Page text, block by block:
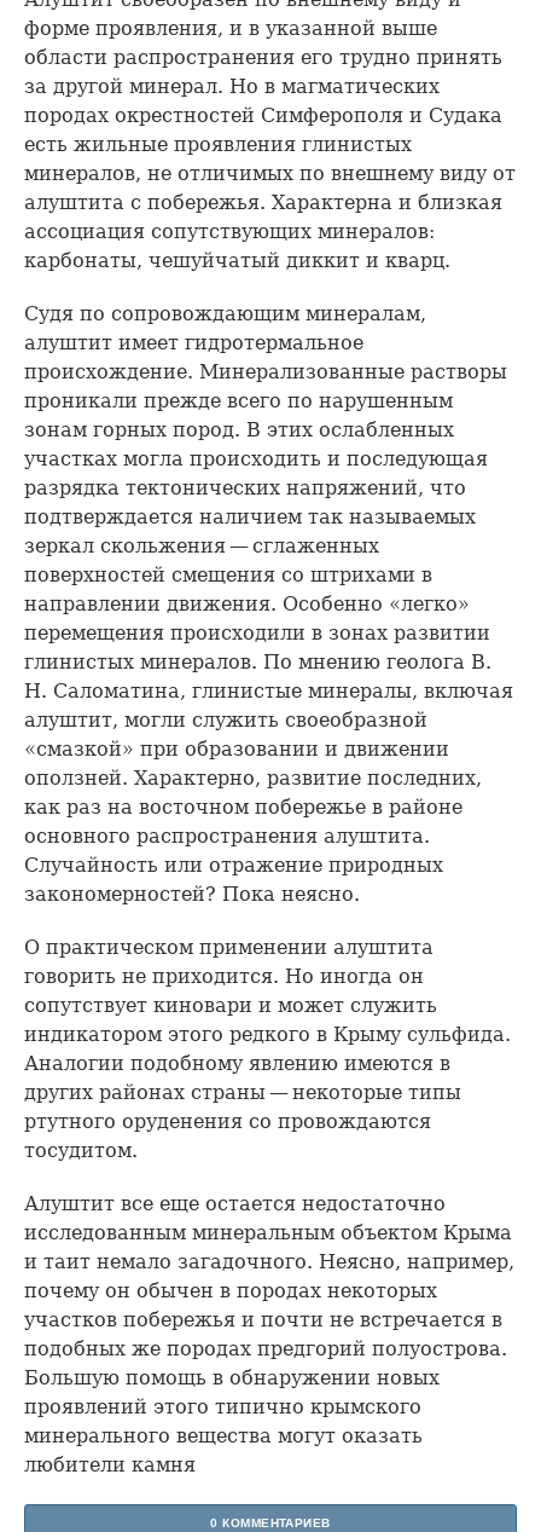
форме проявления, и в указанной выше
области распространения его трудно принять
за другой минерал. Но в магматических
породах окрестностей Симферополя и Судака
есть жильные проявления глинистых
минералов, не отличимых по внешнему виду от
алуштита с побережья. Характерна и близкая
ассоциация сопутствующих минералов:
карбонаты, чешуйчатый диккит и кварц.
Судя по сопровождающим минералам,
алуштит имеет гидротермальное
происхождение. Минерализованные растворы
проникали прежде всего по нарушенным
зонам горных пород. В этих ослабленных
участках могла происходить и последующая
разрядка тектонических напряжений, что
подтверждается наличием так называемых
зеркал скольжения — сглаженных
поверхностей смещения со штрихами в
направлении движения. Особенно «легко»
перемещения происходили в зонах развитии
глинистых минералов. По мнению геолога В.
Н. Саломатина, глинистые минералы, включая
алуштит, могли служить своеобразной
«смазкой» при образовании и движении
оползней. Характерно, развитие последних,
как раз на восточном побережье в районе
основного распространения алуштита.
Случайность или отражение природных
закономерностей? Пока неясно.
О практическом применении алуштита
говорить не приходится. Но иногда он
сопутствует киновари и может служить
индикатором этого редкого в Крыму сульфида.
Аналогии подобному явлению имеются в
других районах страны — некоторые типы
ртутного оруденения со провождаются
тосудитом.
Алуштит все еще остается недостаточно
исследованным минеральным объектом Крыма
и таит немало загадочного. Неясно, например,
почему он обычен в породах некоторых
участков побережья и почти не встречается в
подобных же породах предгорий полуострова.
Большую помощь в обнаружении новых
проявлений этого типично крымского
минерального вещества могут оказать
любители камня
0 КОММЕНТАРИЕВ